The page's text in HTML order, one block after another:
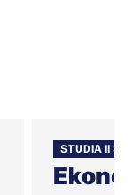
STUDIA II